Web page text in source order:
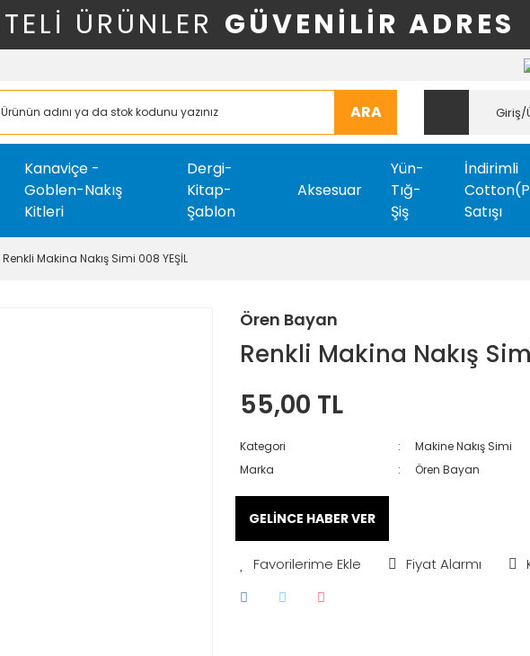
ÜRÜNLER GÜVENİLİR ADRES
ARA Giriş/
Kanaviçe -
Goblen-Nakış
Kitleri
Dergi-
Kitap-
Şablon
Aksesuar
Yün-
Tığ-
Şiş
İndirimli
Satışı
Renkli Makina Nakış Simi 008 YEŞİL
Ören Bayan
Renkli Makina Nakış
55,00 TL
Kategori
Makine Nakış Simi
Marka
Ören Bayan
GELİNCE HABER VER
Fiyat Alarmı